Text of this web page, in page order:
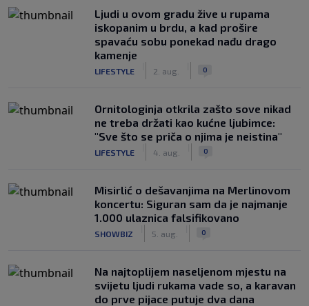
Ljudi u ovom gradu žive u rupama
iskopanim u brdu, a kad prošire
spavaću sobu ponekad nađu drago
kamenje
LIFESTYLE 2. aug. 0
Ornitologinja otkrila zašto sove nikad
ne treba držati kao kućne ljubimce:
"Sve što se priča o njima je neistina"
LIFESTYLE 4. aug. 0
Misirlić o dešavanjima na Merlinovom
koncertu: Siguran sam da je najmanje
1.000 ulaznica falsifikovano
SHOWBIZ 5. aug. 0
Na najtoplijem naseljenom mjestu na
svijetu ljudi rukama vade so, a karavan
do prve pijace putuje dva dana